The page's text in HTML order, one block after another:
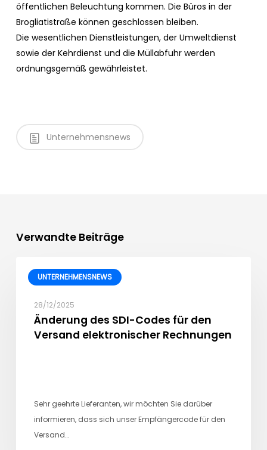
öffentlichen Beleuchtung kommen. Die Büros in der
Brogliatistraße können geschlossen bleiben.
Die wesentlichen Dienstleistungen, der Umweltdienst
sowie der Kehrdienst und die Müllabfuhr werden
ordnungsgemäß gewährleistet.
Unternehmensnews
Verwandte Beiträge
UNTERNEHMENSNEWS
28/12/2025
Änderung des SDI-Codes für den
Versand elektronischer Rechnungen
Sehr geehrte Lieferanten, wir möchten Sie darüber
informieren, dass sich unser Empfängercode für den
Versand…